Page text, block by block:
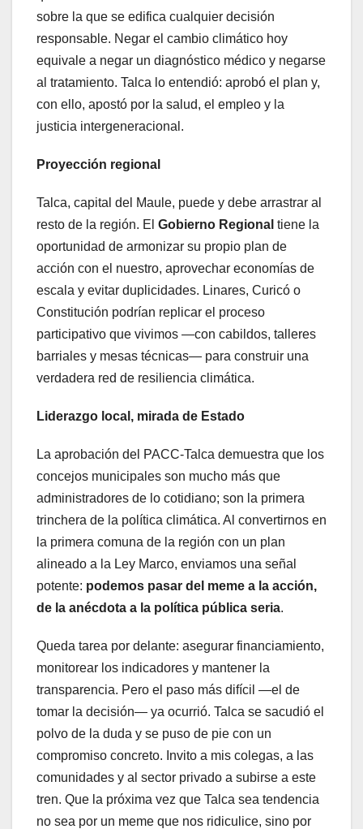
sobre la que se edifica cualquier decisión
responsable. Negar el cambio climático hoy
equivale a negar un diagnóstico médico y negarse
al tratamiento. Talca lo entendió: aprobó el plan y,
con ello, apostó por la salud, el empleo y la
justicia intergeneracional.
Proyección regional
Talca, capital del Maule, puede y debe arrastrar al
resto de la región. El Gobierno Regional tiene la
oportunidad de armonizar su propio plan de
acción con el nuestro, aprovechar economías de
escala y evitar duplicidades. Linares, Curicó o
Constitución podrían replicar el proceso
participativo que vivimos —con cabildos, talleres
barriales y mesas técnicas— para construir una
verdadera red de resiliencia climática.
Liderazgo local, mirada de Estado
La aprobación del PACC-Talca demuestra que los
concejos municipales son mucho más que
administradores de lo cotidiano; son la primera
trinchera de la política climática. Al convertirnos en
la primera comuna de la región con un plan
alineado a la Ley Marco, enviamos una señal
potente: podemos pasar del meme a la acción,
de la anécdota a la política pública seria.
Queda tarea por delante: asegurar financiamiento,
monitorear los indicadores y mantener la
transparencia. Pero el paso más difícil —el de
tomar la decisión— ya ocurrió. Talca se sacudió el
polvo de la duda y se puso de pie con un
compromiso concreto. Invito a mis colegas, a las
comunidades y al sector privado a subirse a este
tren. Que la próxima vez que Talca sea tendencia
no sea por un meme que nos ridiculice, sino por